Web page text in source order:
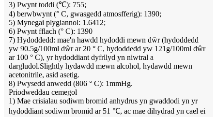
3) Pwynt toddi (℃): 755;
4) berwbwynt (° C, gwasgedd atmosfferig): 1390;
5) Mynegai plygiannol: 1.6412;
6) Pwynt fflach (° C): 1390
7) Hydoddedd: mae'n hawdd hydoddi mewn dŵr (hydoddedd
yw 90.5g/100ml dŵr ar 20 ° C, hydoddedd yw 121g/100ml dŵr
ar 100 ° C), yr hydoddiant dyfrllyd yn niwtral a
dargludol.Slightly hydawdd mewn alcohol, hydawdd mewn
acetonitrile, asid asetig.
8) Pwysedd anwedd (806 ° C): 1mmHg.
Priodweddau cemegol
1) Mae crisialau sodiwm bromid anhydrus yn gwaddodi yn yr
hydoddiant sodiwm bromid ar 51 ℃, ac mae dihydrad yn cael ei